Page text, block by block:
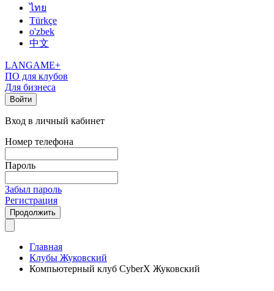
ไทย
Türkçe
o'zbek
中文
LANGAME+
ПО для клубов
Для бизнеса
Войти
Вход в личный кабинет
Номер телефона
Пароль
Забыл пароль
Регистрация
Продолжить
Главная
Клубы Жуковский
Компьютерный клуб CyberX Жуковский